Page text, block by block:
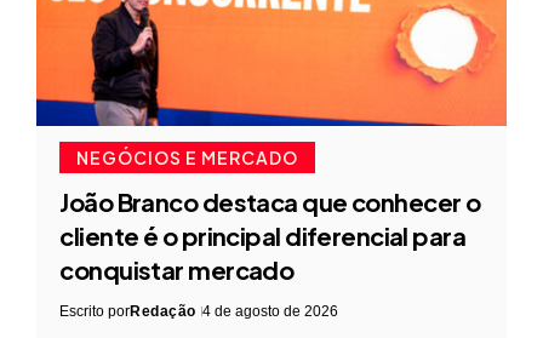
NEGÓCIOS E MERCADO
João Branco destaca que conhecer o
cliente é o principal diferencial para
conquistar mercado
Escrito porRedação 4 de agosto de 2026